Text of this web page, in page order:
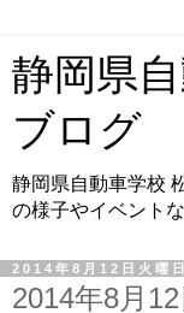
静岡県
ブログ
静岡県自動車学校
の様子やイベント
2014年8月12日火曜日
2014年8月